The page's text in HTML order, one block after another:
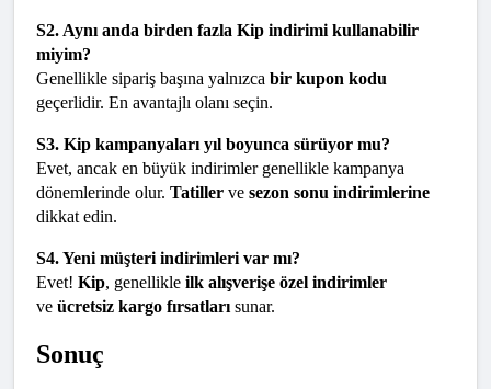
S2. Aynı anda birden fazla Kip indirimi kullanabilir
miyim?
Genellikle sipariş başına yalnızca bir kupon kodu
geçerlidir. En avantajlı olanı seçin.
S3. Kip kampanyaları yıl boyunca sürüyor mu?
Evet, ancak en büyük indirimler genellikle kampanya
dönemlerinde olur. Tatiller ve sezon sonu indirimlerine
dikkat edin.
S4. Yeni müşteri indirimleri var mı?
Evet! Kip, genellikle ilk alışverişe özel indirimler
ve ücretsiz kargo fırsatları sunar.
Sonuç